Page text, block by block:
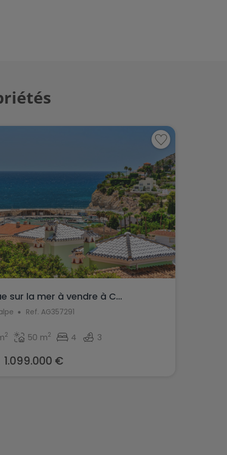
sur la mer à vendre à C...
Ref. AG357291
2 50 m2 4 3
1.099.000 €